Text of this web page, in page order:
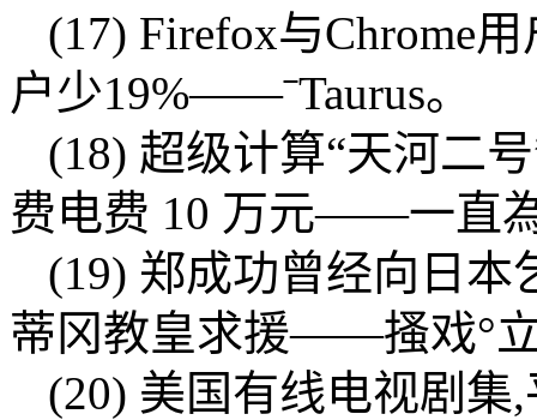
(17) Firefox与Chrome
户少19%——ˉTaurus。
(18) 超级计算“天河二
费电费 10 万元——一直
(19) 郑成功曾经向日本
蒂冈教皇求援——搔戏°
(20) 美国有线电视剧集